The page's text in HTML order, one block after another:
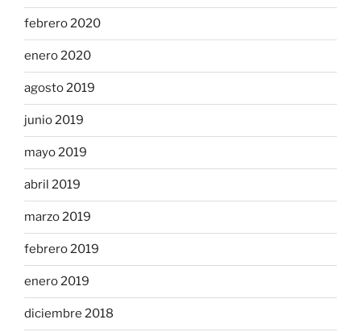
febrero 2020
enero 2020
agosto 2019
junio 2019
mayo 2019
abril 2019
marzo 2019
febrero 2019
enero 2019
diciembre 2018